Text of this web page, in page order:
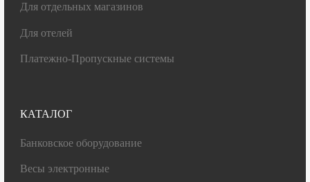
Для отдельных магазинов
Для отелей
Платежно-Пропускные системы
КАТАЛОГ
Банковское оборудование
Весы электронные